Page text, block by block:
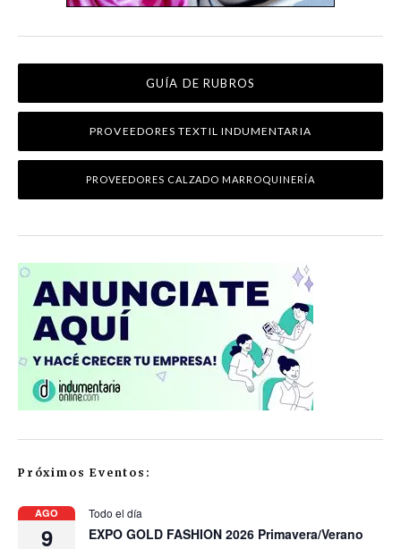
GUÍA DE RUBROS
PROVEEDORES TEXTIL INDUMENTARIA
PROVEEDORES CALZADO MARROQUINERÍA
Próximos Eventos:
AGO
9
Todo el día
EXPO GOLD FASHION 2026 Primavera/Verano